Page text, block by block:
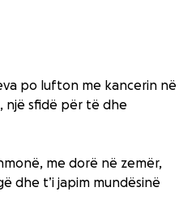
po lufton me kancerin në
një sfidë për të dhe
me dorë në zemër,
dhe t’i japim mundësinë